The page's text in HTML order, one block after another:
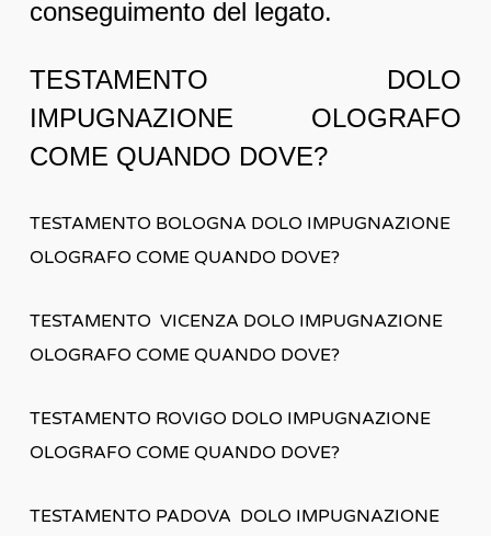
conseguimento del legato.
TESTAMENTO DOLO
IMPUGNAZIONE OLOGRAFO
COME QUANDO DOVE?
TESTAMENTO BOLOGNA DOLO IMPUGNAZIONE
OLOGRAFO COME QUANDO DOVE?
TESTAMENTO VICENZA DOLO IMPUGNAZIONE
OLOGRAFO COME QUANDO DOVE?
TESTAMENTO ROVIGO DOLO IMPUGNAZIONE
OLOGRAFO COME QUANDO DOVE?
TESTAMENTO PADOVA DOLO IMPUGNAZIONE